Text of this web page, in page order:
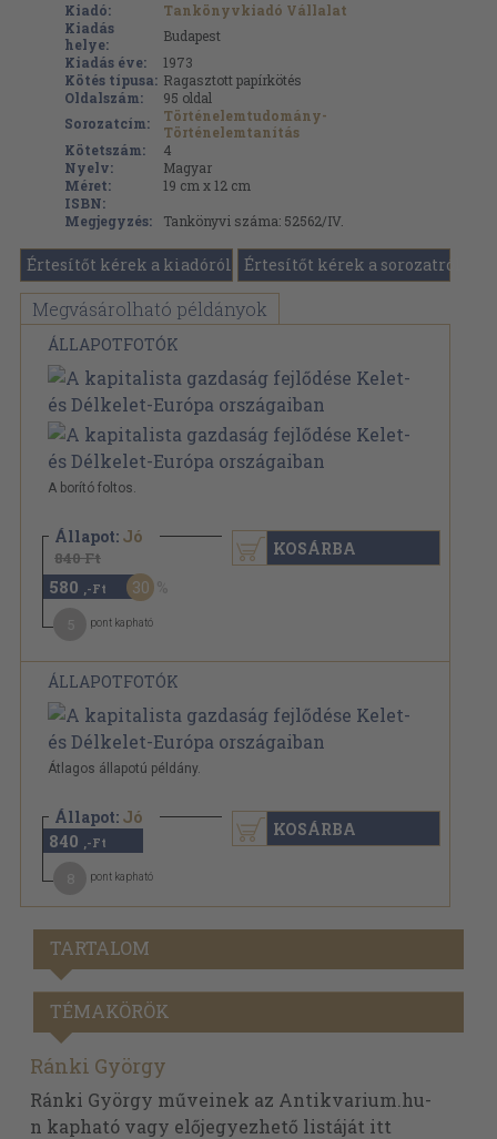
Kiadó:
Tankönyvkiadó Vállalat
Kiadás
helye:
Budapest
Kiadás éve:
1973
Kötés típusa: Ragasztott papírkötés
Oldalszám:
95 oldal
Sorozatcím:
Történelemtudomány-
Történelemtanítás
Kötetszám:
4
Nyelv:
Magyar
Méret:
19 cm x 12 cm
ISBN:
Megjegyzés:
Tankönyvi száma: 52562/IV.
Értesítőt kérek a kiadóról Értesítőt kérek a sorozatról
Megvásárolható példányok
ÁLLAPOTFOTÓK
A borító foltos.
Állapot: Jó
840 Ft
580 ,-Ft 30
pont kapható
KOSÁRBA
ÁLLAPOTFOTÓK
Átlagos állapotú példány.
Állapot: Jó
840 ,-Ft
pont kapható
KOSÁRBA
TARTALOM
TÉMAKÖRÖK
Ránki György
Ránki György műveinek az Antikvarium.hu-
n kapható vagy előjegyezhető listáját itt